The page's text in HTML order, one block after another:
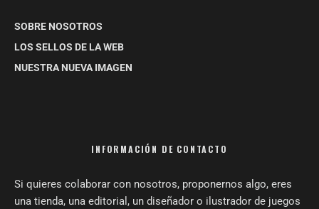
SOBRE NOSOTROS
LOS SELLOS DE LA WEB
NUESTRA NUEVA IMAGEN
INFORMACIÓN DE CONTACTO
Si quieres colaborar con nosotros, proponernos algo, eres
una tienda, una editorial, un diseñador o ilustrador de juegos